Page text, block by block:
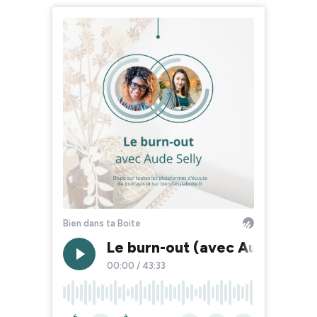
Bien dans ta Boite
Le burn-out (avec Aude
00:00 / 43:33